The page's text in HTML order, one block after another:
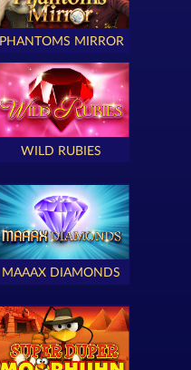
PHANTOMS MIRROR
WILD RUBIES
MAAAX DIAMONDS